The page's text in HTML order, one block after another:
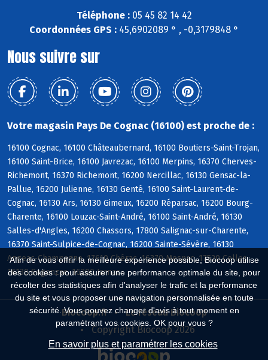
Afin de vous offrir la meilleure expérience possible, Biocoop utilise
des cookies : pour assurer une performance optimale du site, pour
récolter des statistiques afin d'analyser le trafic et la performance
du site et vous proposer une navigation personnalisée en toute
sécurité. Vous pouvez changer d'avis à tout moment en
paramétrant vos cookies. OK pour vous ?
En savoir plus et paramétrer les cookies
Téléphone :05 45 82 14 42
Coordonnées GPS : 45,6902089 ° , -0,3179848 °
Nous suivre sur
Votre magasin Pays De Cognac (16100) est proche de :
16100 Cognac, 16100 Châteaubernard, 16100 Boutiers-Saint-Trojan,
16100 Saint-Brice, 16100 Javrezac, 16100 Merpins, 16370 Cherves-
Richemont, 16370 Richemont, 16200 Nercillac, 16130 Gensac-la-
Pallue, 16200 Julienne, 16130 Genté, 16100 Saint-Laurent-de-
Cognac, 16130 Ars, 16130 Gimeux, 16200 Réparsac, 16200 Bourg-
Charente, 16100 Louzac-Saint-André, 16100 Saint-André, 16130
Salles-d'Angles, 16200 Chassors, 17800 Salignac-sur-Charente,
16370 Saint-Sulpice-de-Cognac, 16200 Sainte-Sévère, 16130
Angeac-Champagne, 17610 Chérac, 16370 Mesnac, 17520 Celles,
16130 Segonzac, 16200 Jarnac
Biocoop.fr
Le réseau Biocoop
Copyright Biocoop 2026